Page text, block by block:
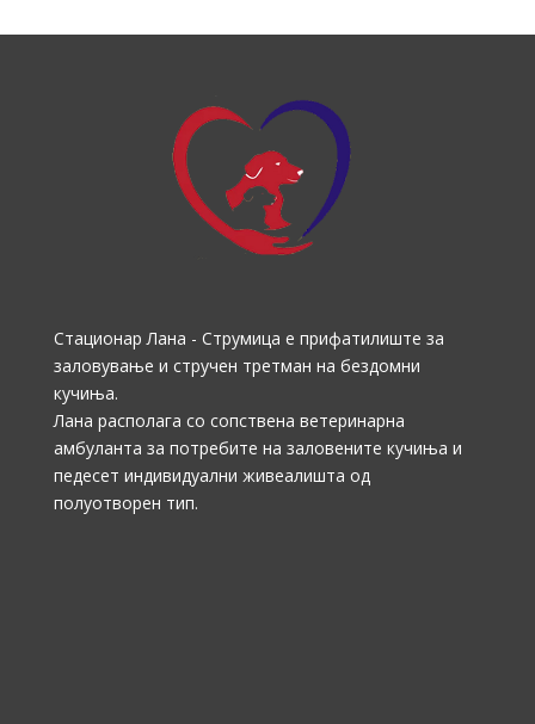
Стационар Лана - Струмица е прифатилиште за
заловување и стручен третман на бездомни
кучиња.
Лана располага со сопствена ветеринарна
амбуланта за потребите на заловените кучиња и
педесет индивидуални живеалишта од
полуотворен тип.